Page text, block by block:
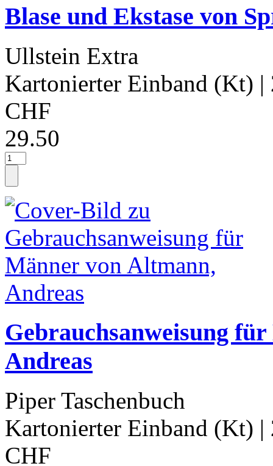
Blase und Ekstase von
Ullstein Extra
Kartonierter Einband (Kt) |
CHF
29.50
Gebrauchsanweisung
Andreas
Piper Taschenbuch
Kartonierter Einband (Kt) |
CHF